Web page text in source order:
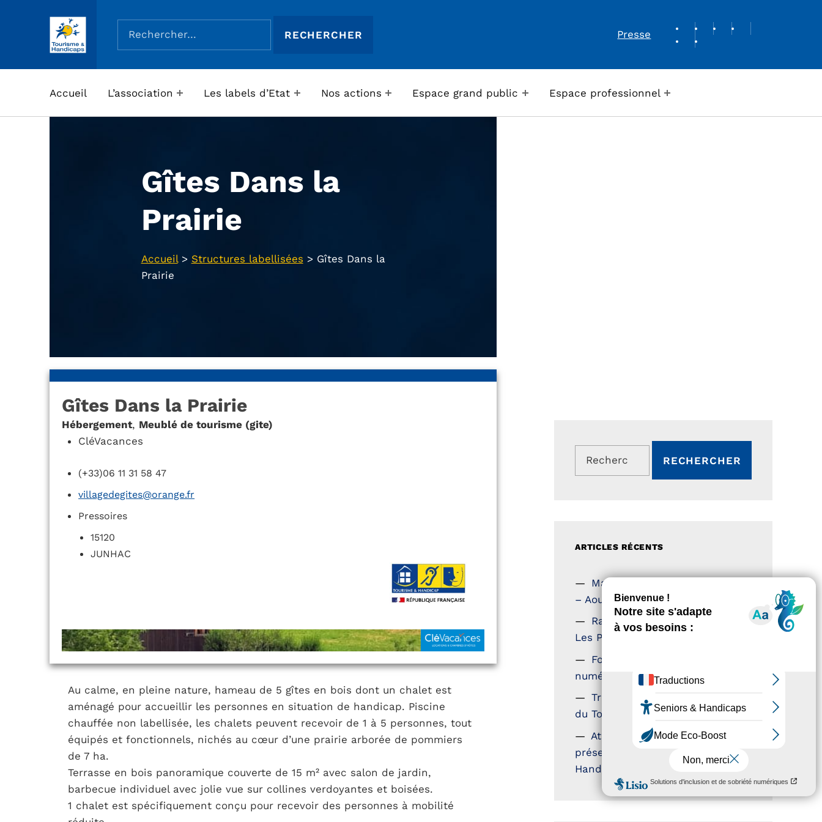
ASSOCIATION TOURISME ET HANDICAPS
Rechercher :
Presse
REVUE DE PRESSE
Accueil L’association Les labels d’Etat Nos actions Espace grand public Espace professionnel
Gîtes Dans la
Prairie
Accueil> Structures labellisées > Gîtes Dans la
Prairie
Gîtes Dans la Prairie
Hébergement, Meublé de tourisme (gite)
CléVacances
(+33)06 11 31 58 47
villagedegites@orange.fr
Pressoires
15120
JUNHAC
Au calme, en pleine nature, hameau de 5 gîtes en bois dont un chalet est
aménagé pour accueillir les personnes en situation de handicap. Piscine
chauffée non labellisée, les chalets peuvent recevoir de 1 à 5 personnes, tout
équipés et fonctionnels, nichés au cœur d’une prairie arborée de pommiers
de 7 ha.
Terrasse en bois panoramique couverte de 15 m² avec salon de jardin,
barbecue individuel avec jolie vue sur collines verdoyantes et boisées.
1 chalet est spécifiquement conçu pour recevoir des personnes à mobilité
Rechercher :
ARTICLES RÉCENTS
Magazine Tourisme Accessible
– Aout 2026
Rallye Aicha des Gazelles –
Les Petillantes
Formation Communication
numérique
Trophées Horizons – Acteurs
du Tourisme Durable
Atout France – flyer
présentation label Tourisme &
Handicap